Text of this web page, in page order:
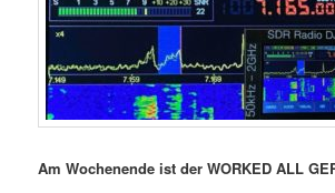
Am Wochenende ist der WORKED ALL